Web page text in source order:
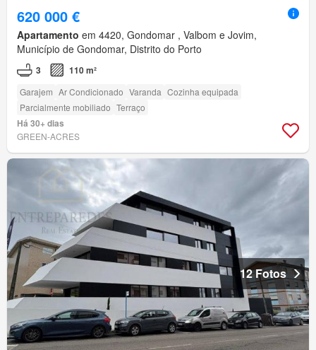
620 000 €
Apartamento em 4420, Gondomar , Valbom e Jovim,
Município de Gondomar, Distrito do Porto
3 110 m²
Garajem Ar Condicionado Varanda Cozinha equipada
Parcialmente mobiliado Terraço
Há 30+ dias
GREEN-ACRES
12 Fotos